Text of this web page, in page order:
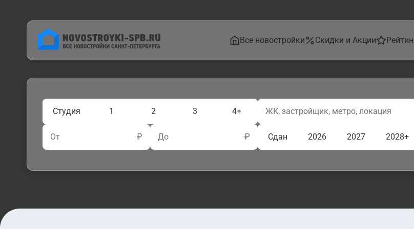
Все новостройки Скидки и Акции
Студия 1 2 3 4+
От ₽ До ₽ Сдан 2026 2027 2028+